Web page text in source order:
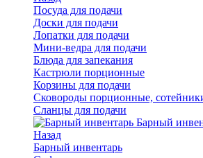
Посуда для подачи
Доски для подачи
Лопатки для подачи
Мини-ведра для подачи
Блюда для запекания
Кастрюли порционные
Корзины для подачи
Сковороды порционные,
Сланцы для подачи
Барный
Назад
Барный инвентарь